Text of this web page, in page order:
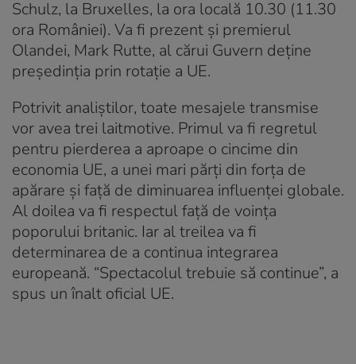
Schulz, la Bruxelles, la ora locală 10.30 (11.30
ora României). Va fi prezent şi premierul
Olandei, Mark Rutte, al cărui Guvern deţine
preşedinţia prin rotaţie a UE.
Potrivit analiştilor, toate mesajele transmise
vor avea trei laitmotive. Primul va fi regretul
pentru pierderea a aproape o cincime din
economia UE, a unei mari părţi din forţa de
apărare şi faţă de diminuarea influenţei globale.
Al doilea va fi respectul faţă de voinţa
poporului britanic. Iar al treilea va fi
determinarea de a continua integrarea
europeană. “Spectacolul trebuie să continue”, a
spus un înalt oficial UE.